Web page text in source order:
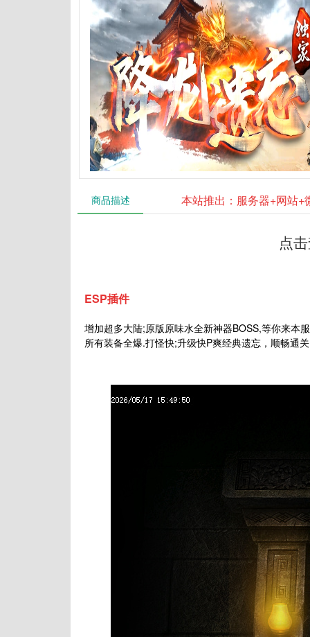
商品描述 本站推出：服务器+网站
点
ESP插件
增加超多大陆;原版原味水全新神器BOSS,等你来本
所有装备全爆.打怪快;升级快P爽经典遗忘，顺畅通